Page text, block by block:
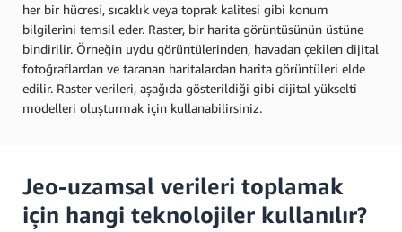
her bir hücresi, sıcaklık veya toprak kalitesi gibi konum
bilgilerini temsil eder. Raster, bir harita görüntüsünün üstüne
bindirilir. Örneğin uydu görüntülerinden, havadan çekilen dijital
fotoğraflardan ve taranan haritalardan harita görüntüleri elde
edilir. Raster verileri, aşağıda gösterildiği gibi dijital yükselti
modelleri oluşturmak için kullanabilirsiniz.
Jeo-uzamsal verileri toplamak
için hangi teknolojiler kullanılır?